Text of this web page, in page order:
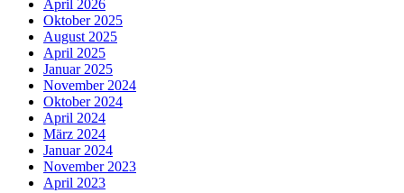
April 2026
Oktober 2025
August 2025
April 2025
Januar 2025
November 2024
Oktober 2024
April 2024
März 2024
Januar 2024
November 2023
April 2023